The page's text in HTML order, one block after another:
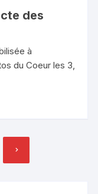
des
à
du Coeur les 3,